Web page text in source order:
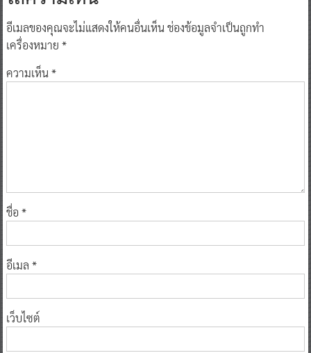
อีเมลของคุณจะไม่แสดงให้คนอื่นเห็นช่องข้อมูลจำเป็นถูกทำ
เครื่องหมาย *
ความเห็น*
ชื่อ *
อีเมล *
เว็บไซต์